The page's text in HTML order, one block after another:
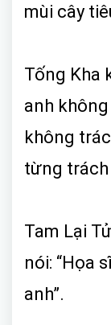
mùi cây
Tống Kha
anh
không
từng trách
Tam Lại
nói: “Họa
anh”.